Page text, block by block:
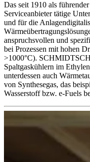
Das seit 1910 als
Serviceanbieter tätige
und für die
anspruchsvollen und
bei Prozessen mit hohen
>1000°C).
Spaltgaskühlern im
unterdessen auch
von Synthesegas, das
Wasserstoff bzw. e-Fuels